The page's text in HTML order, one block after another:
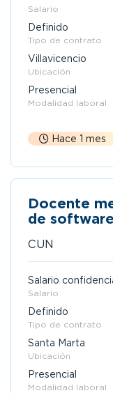
Salario
Definido
Tipo de contrato
Villavicencio
Ubicación
Presencial
Modalidad laboral
Hace 1 mes
Docente
de
CUN
Salario
Salario
Definido
Tipo de contrato
Santa Marta
Ubicación
Presencial
Modalidad laboral